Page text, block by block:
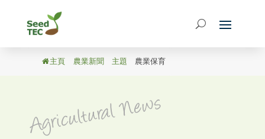
主頁 農業新聞 主題 農業保育